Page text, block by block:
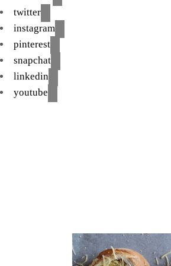
twitter
instagram
pinterest
snapchat
linkedin
youtube